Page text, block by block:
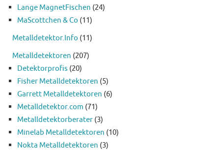
Lange MagnetFischen (24)
MaScottchen & Co (11)
Metalldetektor.Info (11)
Metalldetektoren (207)
Detektorprofis (20)
Fisher Metalldetektoren (5)
Garrett Metalldetektoren (6)
Metalldetektor.com (71)
Metalldetektorberater (3)
Minelab Metalldetektoren (10)
Nokta Metalldetektoren (3)